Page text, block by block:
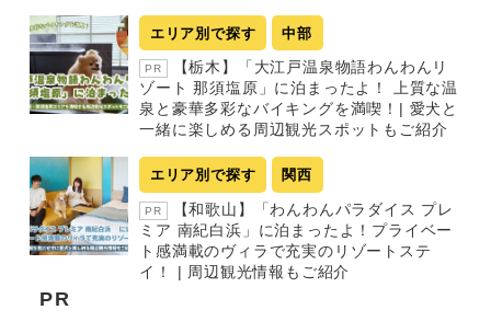
エリア別で探す 中部
PR
【栃木】「大江戸温泉物語わんわんリ
ゾート 那須塩原」に泊まったよ！ 上質な温
泉と豪華多彩なバイキングを満喫！| 愛犬と
一緒に楽しめる周辺観光スポットもご紹介
エリア別で探す 関西
PR
【和歌山】「わんわんパラダイス プレ
ミア 南紀白浜」に泊まったよ！プライベー
ト感満載のヴィラで充実のリゾートステ
イ！ | 周辺観光情報もご紹介
PR